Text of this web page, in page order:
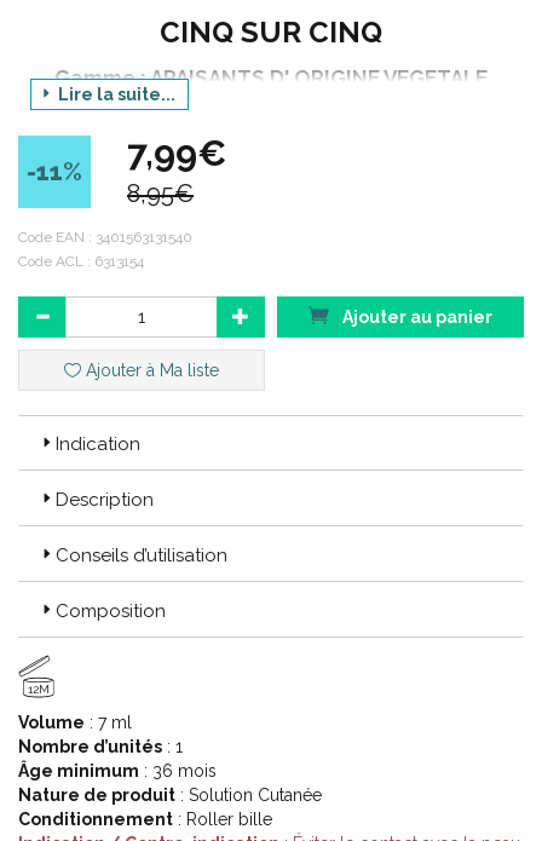
CINQ SUR CINQ
Gamme : APAISANTS D' ORIGINE VEGETALE
Produit : ROLL-ON APAISANT 3 EN 1
Contenance : 7 ml
Code ACL : 6313154
Code EAN : 3401563131540
Lire la suite...
-11% 7,99€
8,95€
Code EAN : 3401563131540
Code ACL : 6313154
Ajouter au panier
Ajouter à Ma liste
Indication
Description
Conseils d’utilisation
Composition
12M
Volume : 7 ml
Nombre d’unités : 1
Âge minimum : 36 mois
Nature de produit : Solution Cutanée
Conditionnement : Roller bille